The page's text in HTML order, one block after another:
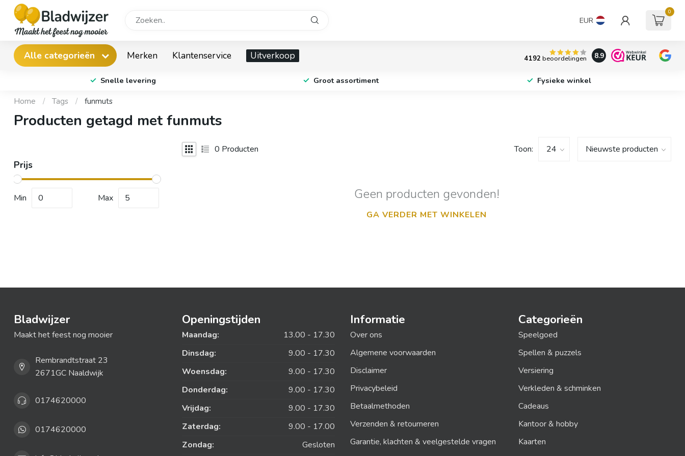
EUR
0
Alle categorieën Merken Klantenservice Uitverkoop 4192 beoordelingen 8.9
Snelle levering Groot assortiment Fysieke winkel
Home / Tags / funmuts
Producten getagd met funmuts
Prijs
Min Max
0 Producten Toon:
Geen producten gevonden!
GA VERDER MET WINKELEN
Bladwijzer
Maakt het feest nog mooier
Rembrandtstraat 23
2671GC Naaldwijk
0174620000
0174620000
Openingstijden
Maandag:
13.00 - 17.30
Dinsdag:
9.00 - 17.30
Woensdag:
9.00 - 17.30
Donderdag:
9.00 - 17.30
Vrijdag:
9.00 - 17.30
Zaterdag:
9.00 - 17.00
Zondag:
Gesloten
Informatie
Over ons
Algemene voorwaarden
Disclaimer
Privacybeleid
Betaalmethoden
Verzenden & retourneren
Garantie, klachten & veelgestelde vragen
Categorieën
Speelgoed
Spellen & puzzels
Versiering
Verkleden & schminken
Cadeaus
Kantoor & hobby
Kaarten